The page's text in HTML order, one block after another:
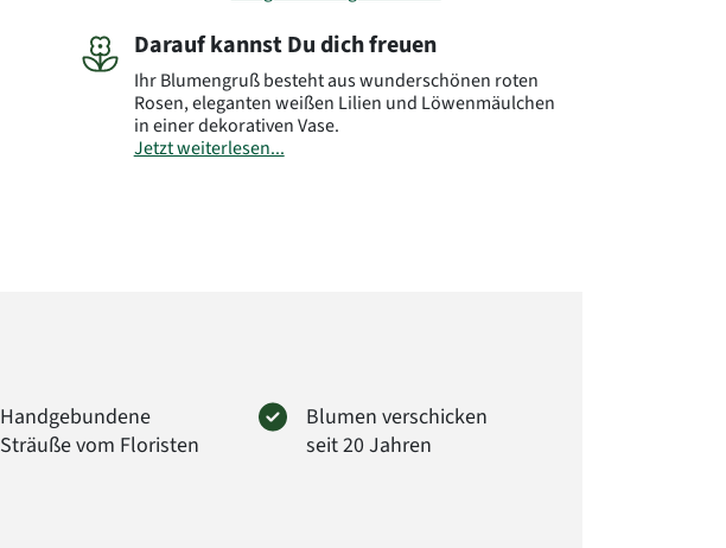
Darauf kannst Du dich freuen
Ihr Blumengruß besteht aus wunderschönen roten
Rosen, eleganten weißen Lilien und Löwenmäulchen
in einer dekorativen Vase.
Jetzt weiterlesen...
Handgebundene
Sträuße vom Floristen
Blumen verschicken
seit 20 Jahren